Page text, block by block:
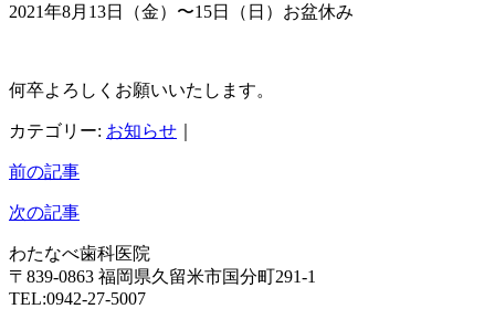
2021年8月13日（金）〜15日（日）お盆休み
何卒よろしくお願いいたします。
カテゴリー: お知らせ
前の記事
次の記事
わたなべ歯科医院
〒839-0863 福岡県久留米市国分町291-1
TEL:0942-27-5007